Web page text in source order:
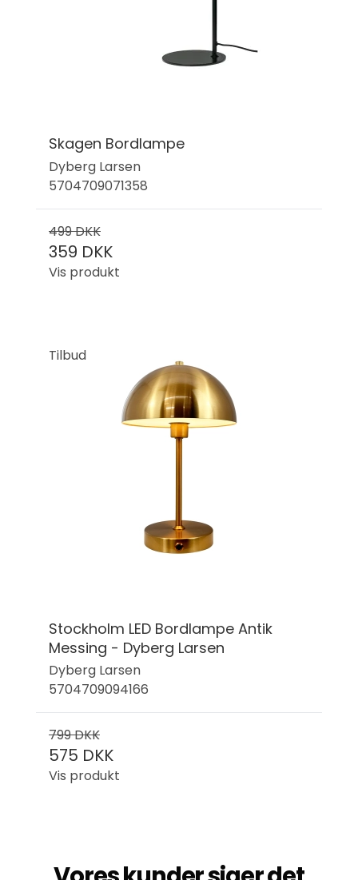
Skagen Bordlampe
Dyberg Larsen
5704709071358
499 DKK
359 DKK
Vis produkt
Tilbud
Stockholm LED Bordlampe Antik
Messing - Dyberg Larsen
Dyberg Larsen
5704709094166
799 DKK
575 DKK
Vis produkt